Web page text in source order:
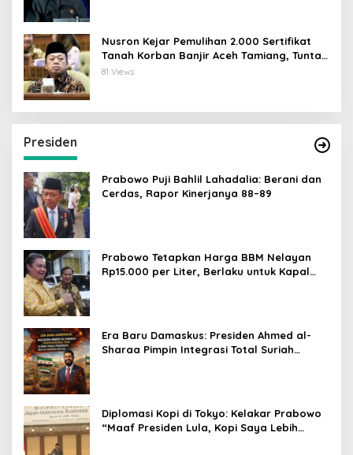
Nusron Kejar Pemulihan 2.000 Sertifikat
Tanah Korban Banjir Aceh Tamiang, Tuntas
Desember 2026
81 Views
Presiden
Prabowo Puji Bahlil Lahadalia: Berani dan
Cerdas, Rapor Kinerjanya 88–89
Prabowo Tetapkan Harga BBM Nelayan
Rp15.000 per Liter, Berlaku untuk Kapal
Era Baru Damaskus: Presiden Ahmed al-
Sharaa Pimpin Integrasi Total Suriah
Diplomasi Kopi di Tokyo: Kelakar Prabowo
“Maaf Presiden Lula, Kopi Saya Lebih